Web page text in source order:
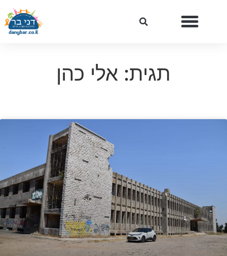
תגית: אלי כהן